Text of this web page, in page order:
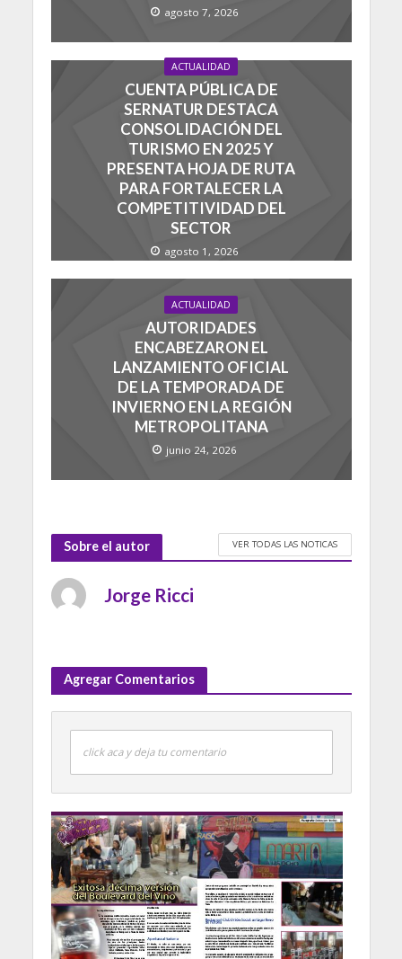
agosto 7, 2026
ACTUALIDAD
CUENTA PÚBLICA DE
SERNATUR DESTACA
CONSOLIDACIÓN DEL
TURISMO EN 2025 Y
PRESENTA HOJA DE RUTA
PARA FORTALECER LA
COMPETITIVIDAD DEL
SECTOR
agosto 1, 2026
ACTUALIDAD
AUTORIDADES
ENCABEZARON EL
LANZAMIENTO OFICIAL
DE LA TEMPORADA DE
INVIERNO EN LA REGIÓN
METROPOLITANA
junio 24, 2026
Sobre el autor VER TODAS LAS NOTICAS
Jorge Ricci
Agregar Comentarios
click aca y deja tu comentario